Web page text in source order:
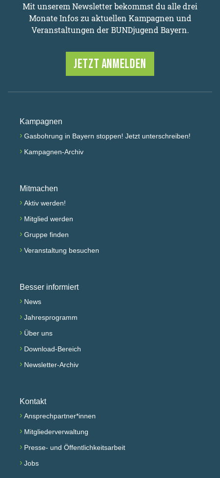
Mit unserem Newsletter bekommst du alle drei
Monate Infos zu aktuellen Kampagnen und
Veranstaltungen der BUNDjugend Bayern.
JETZT ANMELDEN
Kampagnen
› Gasbohrung in Bayern stoppen! Jetzt unterschreiben!
› Kampagnen-Archiv
Mitmachen
› Aktiv werden!
› Mitglied werden
› Gruppe finden
› Veranstaltung besuchen
Besser informiert
› News
› Jahresprogramm
› Über uns
› Download-Bereich
› Newsletter-Archiv
Kontakt
› Ansprechpartner*innen
› Mitgliederverwaltung
› Presse- und Öffentlichkeitsarbeit
› Jobs